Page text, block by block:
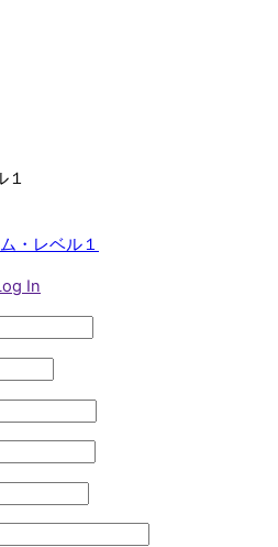
・レベル１
In